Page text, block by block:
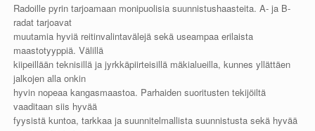
Radoille pyrin tarjoamaan monipuolisia suunnistushaasteita. A- ja B-
radat tarjoavat
muutamia hyviä reitinvalintavälejä sekä useampaa erilaista
maastotyyppiä. Välillä
kiipeillään teknisillä ja jyrkkäpiirteisillä mäkialueilla, kunnes yllättäen
jalkojen alla onkin
hyvin nopeaa kangasmaastoa. Parhaiden suoritusten tekijöiltä
vaaditaan siis hyvää
fyysistä kuntoa, tarkkaa ja suunnitelmallista suunnistusta sekä hyvää